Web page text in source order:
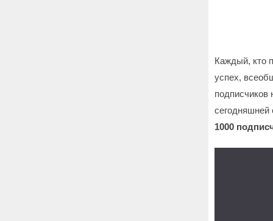
Каждый, кто
успех,
подписчиков
сегодняшней
1000